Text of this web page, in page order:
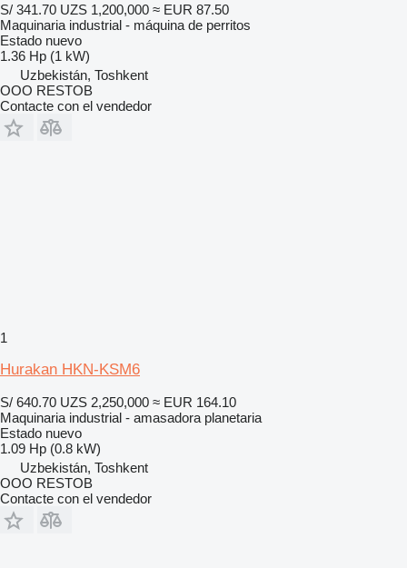
S/ 341.70 UZS 1,200,000 ≈ EUR 87.50
Maquinaria industrial - máquina de perritos
Estado nuevo
1.36 Hp (1 kW)
Uzbekistán, Toshkent
OOO RESTOB
Contacte con el vendedor
1
Hurakan HKN-KSM6
S/ 640.70 UZS 2,250,000 ≈ EUR 164.10
Maquinaria industrial - amasadora planetaria
Estado nuevo
1.09 Hp (0.8 kW)
Uzbekistán, Toshkent
OOO RESTOB
Contacte con el vendedor